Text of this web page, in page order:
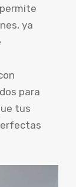
ya
para
tus